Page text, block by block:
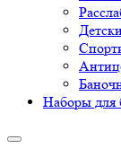
Наборы для